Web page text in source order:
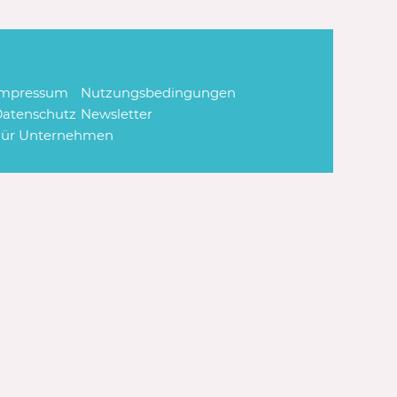
Nutzungsbedingungen
Newsletter
Unternehmen